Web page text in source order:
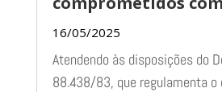
16/05/2025
Atendendo às disposições do
88.438/83, que regulamenta o